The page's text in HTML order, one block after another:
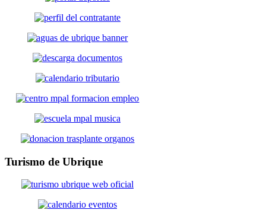
Turismo de Ubrique